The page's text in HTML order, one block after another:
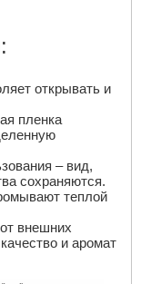
открывать и
пленка
– вид,
сохраняются.
теплой
внешних
и аромат